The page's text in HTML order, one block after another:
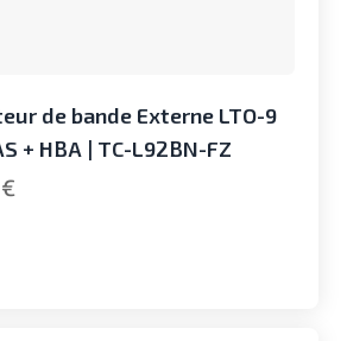
de bande Externe LTO-9
+ HBA | TC-L92BN-FZ